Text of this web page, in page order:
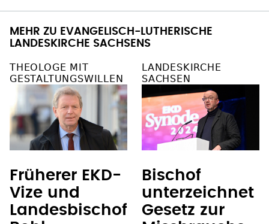
MEHR ZU EVANGELISCH-LUTHERISCHE
LANDESKIRCHE SACHSENS
THEOLOGE MIT
GESTALTUNGSWILLEN
Früherer EKD-
Vize und
Landesbischof
LANDESKIRCHE
SACHSEN
Bischof
unterzeichnet
Gesetz zur